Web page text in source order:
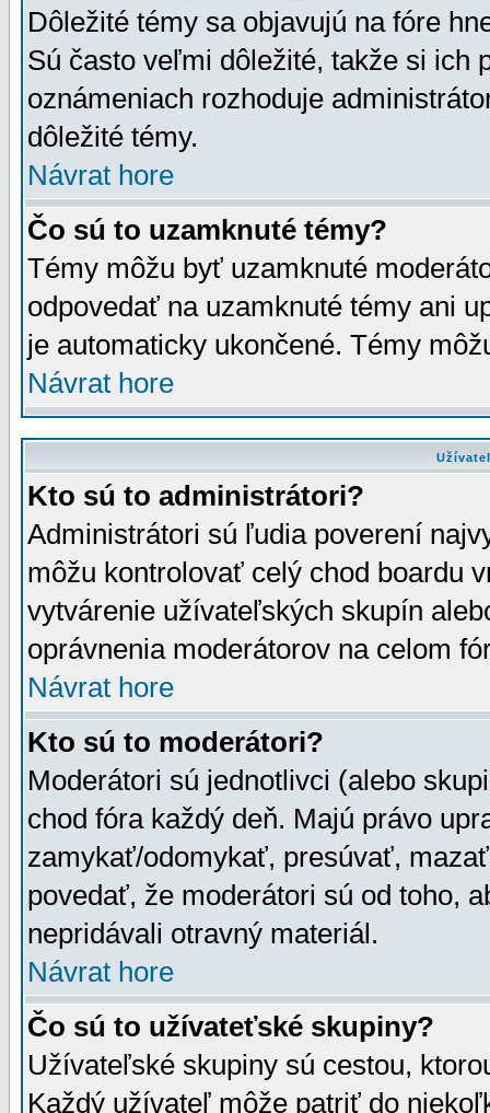
Dôležité témy sa objavujú na fóre
Sú často veľmi dôležité, takže si ich
oznámeniach rozhoduje
dôležité témy.
Návrat hore
Čo sú to uzamknuté témy?
Témy môžu byť uzamknuté
odpovedať na uzamknuté témy ani
je automaticky ukončené. Témy
Návrat hore
Kto sú to administrátori?
Administrátori sú ľudia poverení
môžu kontrolovať celý chod boardu
vytvárenie užívateľských skupín
oprávnenia moderátorov na celom
Návrat hore
Kto sú to moderátori?
Moderátori sú jednotlivci (alebo
chod fóra každý deň. Majú právo
zamykať/odomykať, presúvať,
povedať, že moderátori sú od toho,
nepridávali otravný materiál.
Návrat hore
Čo sú to užívateťské skupiny?
Užívateľské skupiny sú cestou,
Každý užívateľ môže patriť do